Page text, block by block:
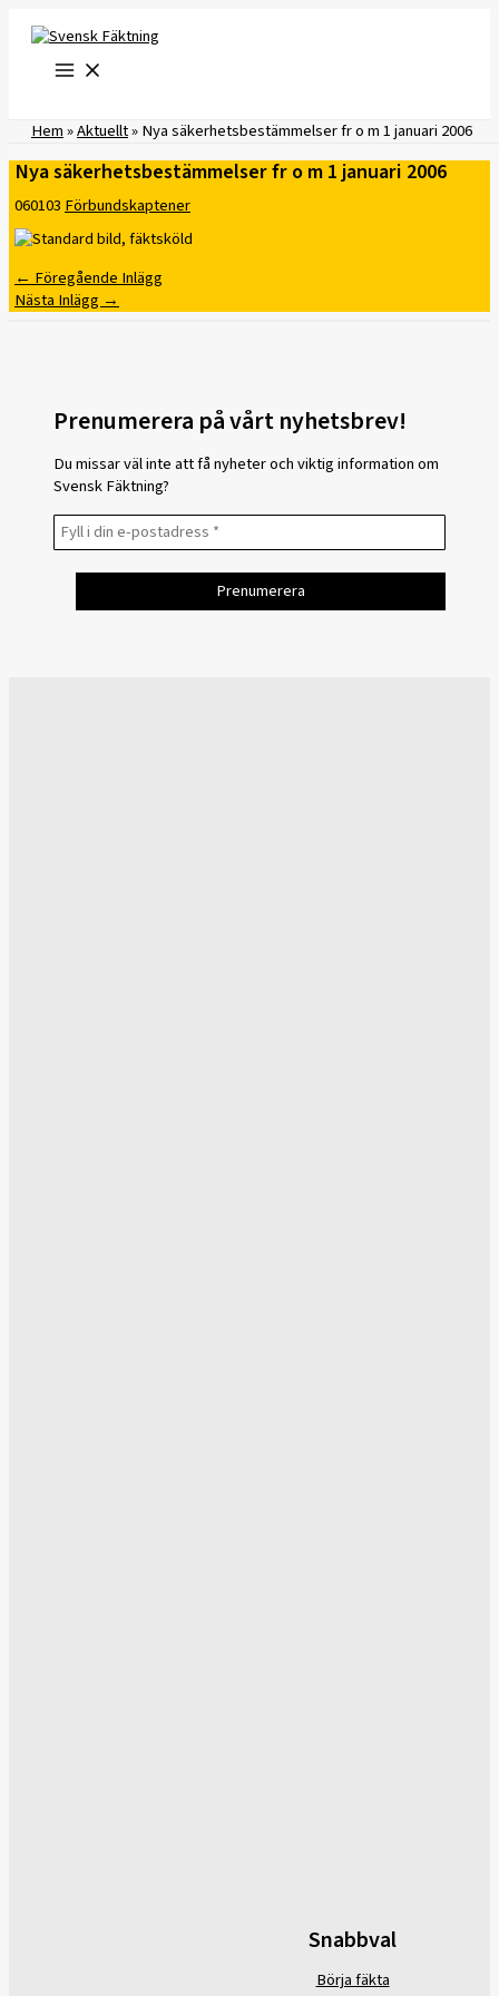
innehåll
Hem»Aktuellt»Nya säkerhetsbestämmelser fr o m 1 januari 2006
Nya säkerhetsbestämmelser fr o m 1 januari 2006
060103Förbundskaptener
← Föregående Inlägg
Nästa Inlägg →
Prenumerera på vårt nyhetsbrev!
Du missar väl inte att få nyheter och viktig information om
Svensk Fäktning?
Snabbval
Börja fäkta